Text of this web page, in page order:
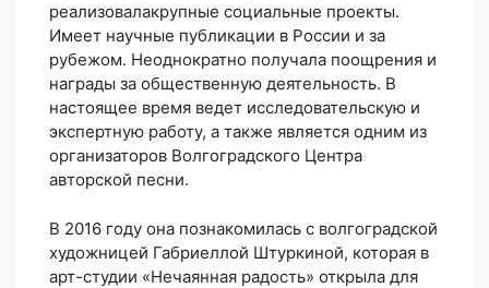
реализовалакрупные социальные проекты.
Имеет научные публикации в России и за
рубежом. Неоднократно получала поощрения и
награды за общественную деятельность. В
настоящее время ведет исследовательскую и
экспертную работу, а также является одним из
организаторов Волгоградского Центра
авторской песни.
В 2016 году она познакомилась с волгоградской
художницей Габриеллой Штуркиной, которая в
арт-студии «Нечаянная радость» открыла для